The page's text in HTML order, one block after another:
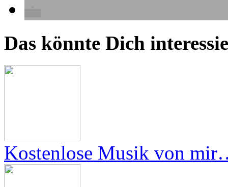
Das könnte Dich
Kostenlose Musik von